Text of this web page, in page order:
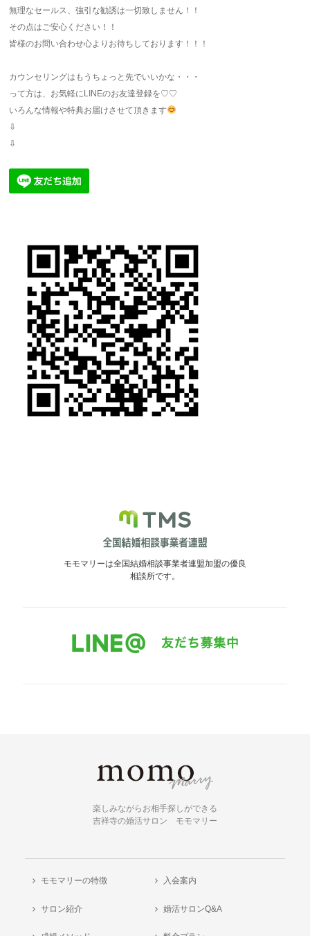
無理なセールス、強引な勧誘は一切致しません！！
その点はご安心ください！！
皆様のお問い合わせ心よりお待ちしております！！！
カウンセリングはもうちょっと先でいいかな・・・
って方は、お気軽にLINEのお友達登録を♡♡
いろんな情報や特典お届けさせて頂きます
⇩
⇩
モモマリーは全国結婚相談事業者連盟加盟の優良
相談所です。
楽しみながらお相手探しができる
吉祥寺の婚活サロン モモマリー
モモマリーの特徴 入会案内
サロン紹介 婚活サロンQ&A